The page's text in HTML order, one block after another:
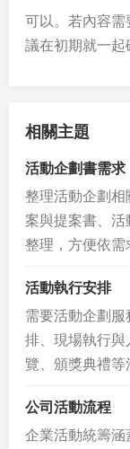
可以。若內容需
議在初期就一起
相關主題
活動企劃書需求
整理活動企劃相
案與提案書、
整理，方便依需
活動執行安排
需要活動企劃
排、現場執行與
覽、頒獎典禮等
公司活動流程
企業活動統籌